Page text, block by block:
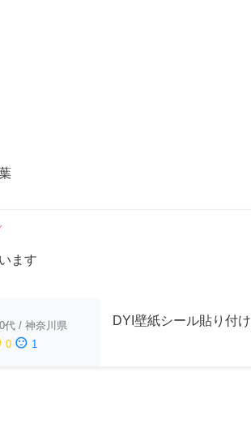
ます
代 / 神奈川県
0 sentiment_dissatisfied 1
DYI壁紙シール貼り付け